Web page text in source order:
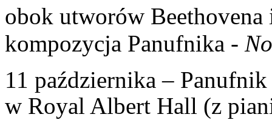
obok utworów Beethovena
kompozycja Panufnika -
11 października –
w Royal Albert Hall (z